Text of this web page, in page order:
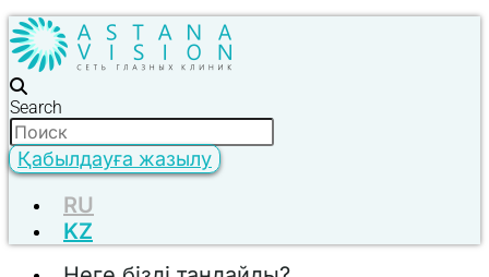
Search
Қабылдауға жазылу
RU
KZ